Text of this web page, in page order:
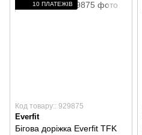
10 ПЛАТЕЖІВ
Код товару:: 929875
Everfit
Бігова доріжка Everfit TFK